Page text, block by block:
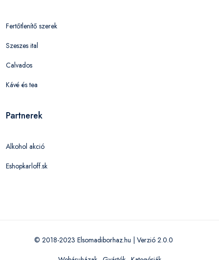
Fertőtlenítő szerek
Szeszes ital
Calvados
Kávé és tea
Partnerek
Alkohol akció
Eshopkarloff.sk
© 2018-2023 Elsomadiborhaz.hu | Verzió 2.0.0